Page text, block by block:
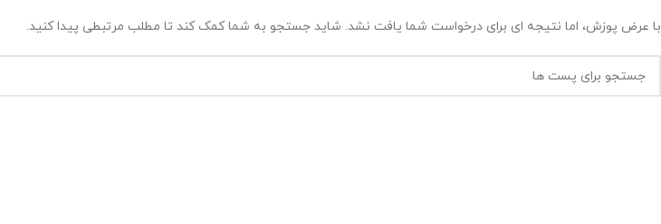
با عرض پوزش، اما نتیجه ای برای درخواست شما یافت نشد. شاید جستجو به شما کمک کند تا مطلب مرتبطی پیدا کنید.